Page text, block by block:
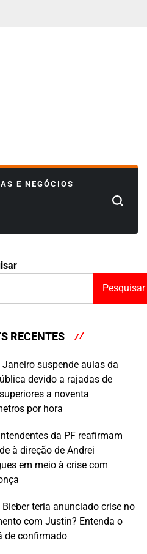
E NEGÓCIOS
Search
Pesquisar
RECENTES
Janeiro suspende aulas da
devido a rajadas de
a noventa
por hora
da PF reafirmam
à direção de Andrei
em meio à crise com
Bieber teria anunciado crise no
com Justin? Entenda o
de confirmado